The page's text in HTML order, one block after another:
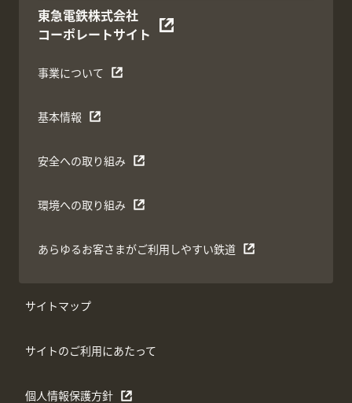
東急電鉄株式会社
コーポレートサイト
事業について
基本情報
安全への取り組み
環境への取り組み
あらゆるお客さまがご利用しやすい鉄道
サイトマップ
サイトのご利用にあたって
個人情報保護方針